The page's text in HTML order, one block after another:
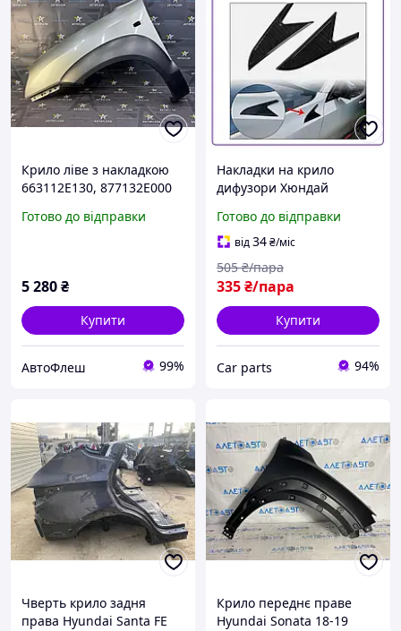
Крило ліве з накладкою
663112E130, 877132E000
Готово до відправки
5 280₴
Купити
АвтоФлеш 99%
Накладки на крило
дифузори Хюндай
крил чорний
Готово до відправки
від34₴/міс
335₴/пара
505 ₴/пара
Купити
Сar parts 94%
Чверть крило задня
права Hyundai Santa FE
Крило переднє праве
Hyundai Sonata 18-19